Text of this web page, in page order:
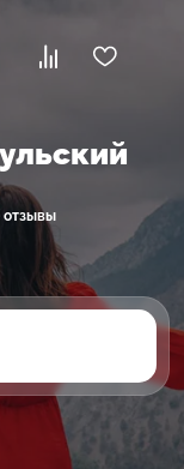
отзывы